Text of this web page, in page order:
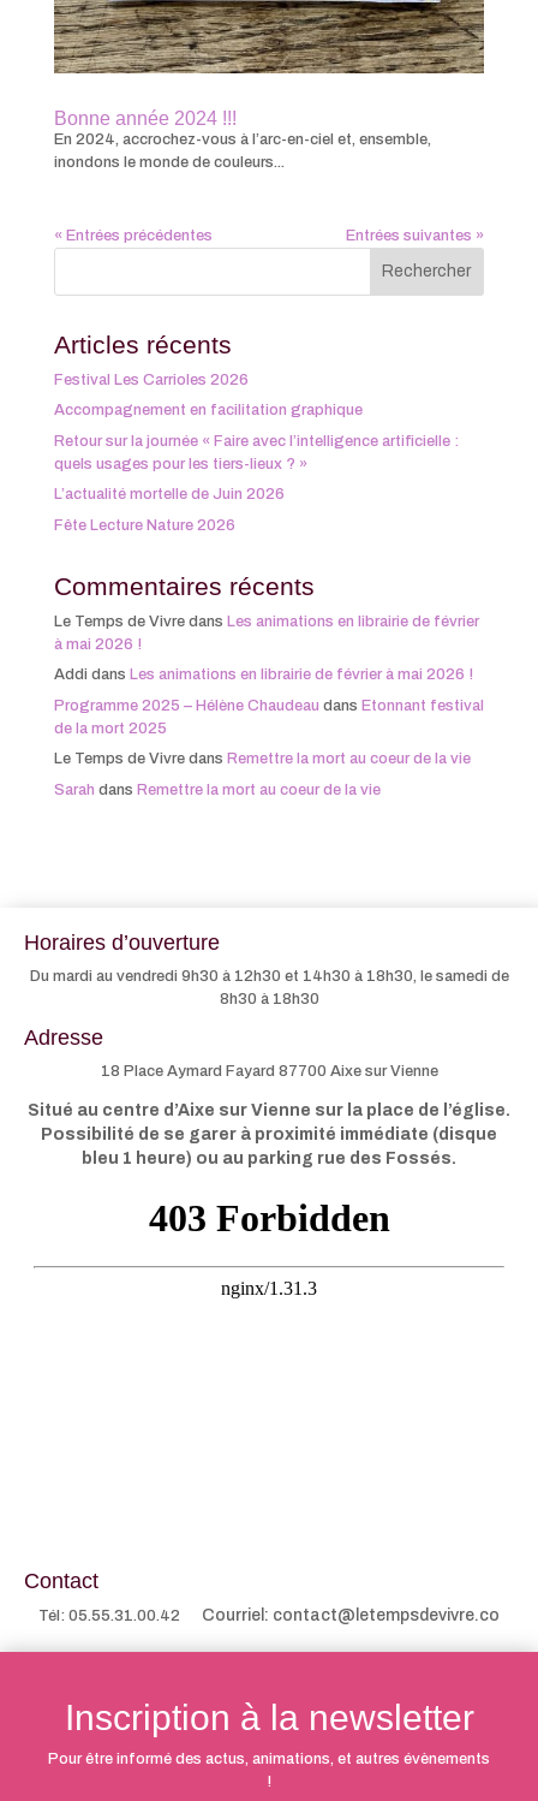
Bonne année 2024 !!!
En 2024, accrochez-vous à l’arc-en-ciel et, ensemble,
inondons le monde de couleurs...
« Entrées précédentes Entrées suivantes »
Articles récents
Festival Les Carrioles 2026
Accompagnement en facilitation graphique
Retour sur la journée « Faire avec l’intelligence artificielle :
quels usages pour les tiers-lieux ? »
L’actualité mortelle de Juin 2026
Fête Lecture Nature 2026
Commentaires récents
Le Temps de Vivredans Les animations en librairie de février
à mai 2026 !
Addi dans Les animations en librairie de février à mai 2026 !
Programme 2025 – Hélène Chaudeau dans Etonnant festival
de la mort 2025
Le Temps de Vivredans Remettre la mort au coeur de la vie
Sarah dans Remettre la mort au coeur de la vie
Horaires d’ouverture
Du mardi au vendredi 9h30 à 12h30 et 14h30 à 18h30, le samedi de
8h30 à 18h30
Adresse
18 Place Aymard Fayard 87700 Aixe sur Vienne
Situé au centre d’Aixe sur Vienne sur la place de l’église.
Possibilité de se garer à proximité immédiate (disque
bleu 1 heure) ou au parking rue des Fossés.
Contact
Tél: 05.55.31.00.42 Courriel: contact@letempsdevivre.co
Inscription à la newsletter
Pour être informé des actus, animations, et autres évènements
!